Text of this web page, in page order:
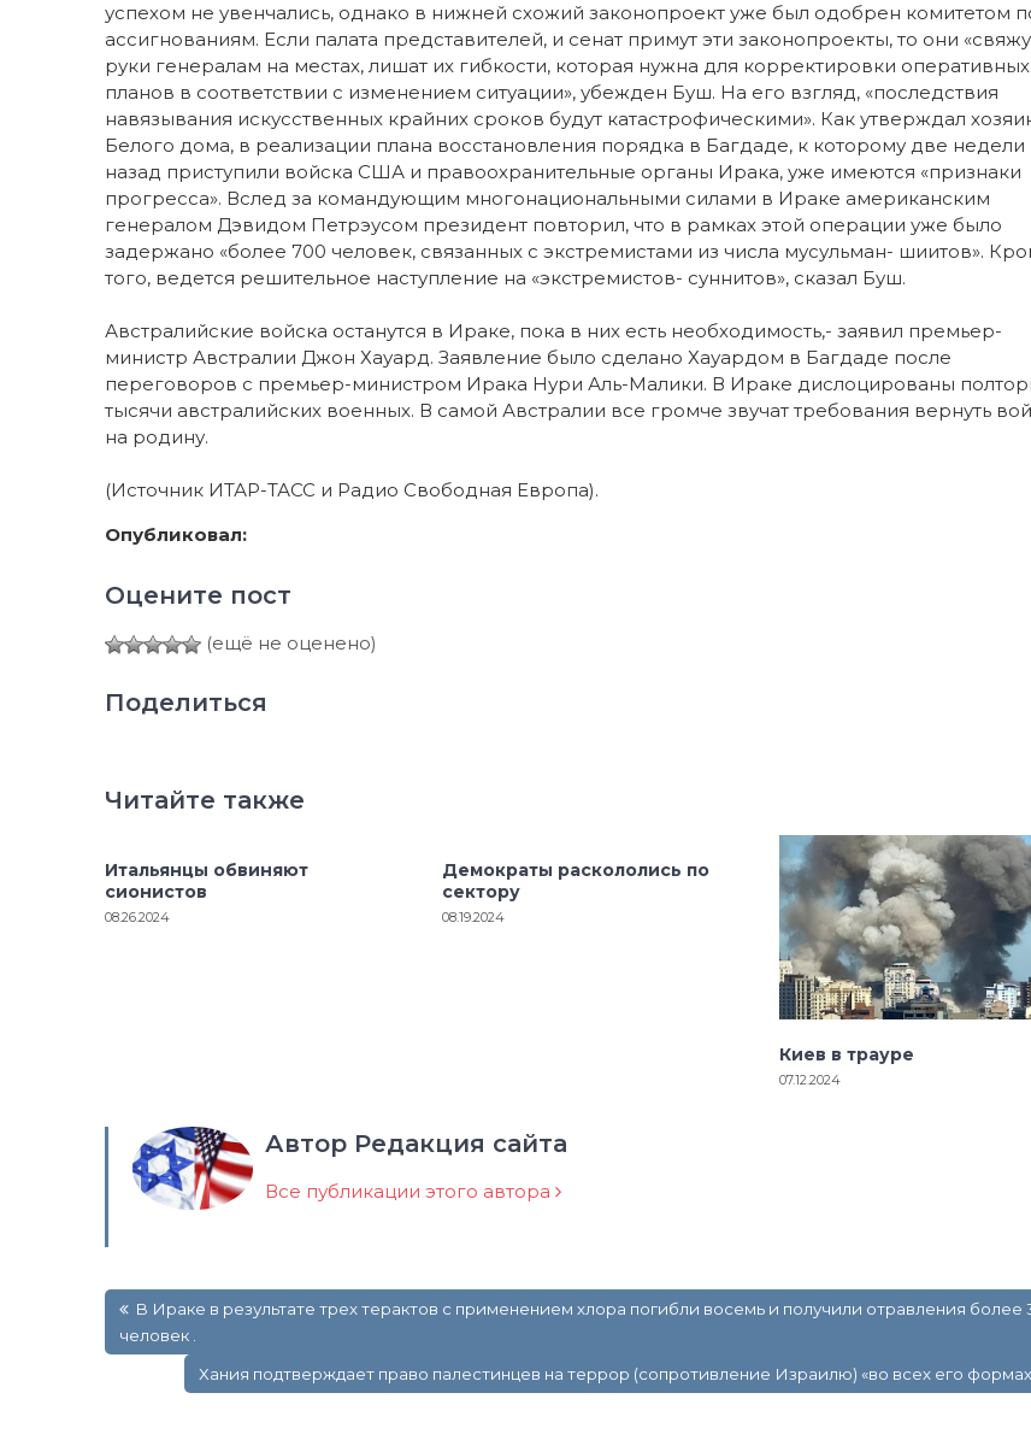
успехом не увенчались, однако в нижней схожий законопроект уже был одобрен комитетом
ассигнованиям. Если палата представителей, и сенат примут эти законопроекты, то они
руки генералам на местах, лишат их гибкости, которая нужна для корректировки оперативных
планов в соответствии с изменением ситуации», убежден Буш. На его взгляд, «последствия
навязывания искусственных крайних сроков будут катастрофическими». Как утверждал
Белого дома, в реализации плана восстановления порядка в Багдаде, к которому две недели
назад приступили войска США и правоохранительные органы Ирака, уже имеются «признаки
прогресса». Вслед за командующим многонациональными силами в Ираке американским
генералом Дэвидом Петрэусом президент повторил, что в рамках этой операции уже было
задержано «более 700 человек, связанных с экстремистами из числа мусульман- шиитов».
того, ведется решительное наступление на «экстремистов- суннитов», сказал Буш.
Австралийские войска останутся в Ираке, пока в них есть необходимость,- заявил премьер-
министр Австралии Джон Хауард. Заявление было сделано Хауардом в Багдаде после
переговоров с премьер-министром Ирака Нури Аль-Малики. В Ираке дислоцированы
тысячи австралийских военных. В самой Австралии все громче звучат требования вернуть
на родину.
(Источник ИТАР-ТАСС и Радио Свободная Европа).
Опубликовал:
Оцените пост
(ещё не оценено)
Поделиться
Читайте также
Итальянцы обвиняют
сионистов
08.26.2024
Демократы раскололись по
сектору
08.19.2024
Киев в трауре
07.12.2024
Автор Редакция сайта
Все публикации этого автора
по
записям
В Ираке в результате трех терактов с применением хлора погибли восемь и получили отравления более
человек .
Хания подтверждает право палестинцев на террор (сопротивление Израилю) «во всех его формах»